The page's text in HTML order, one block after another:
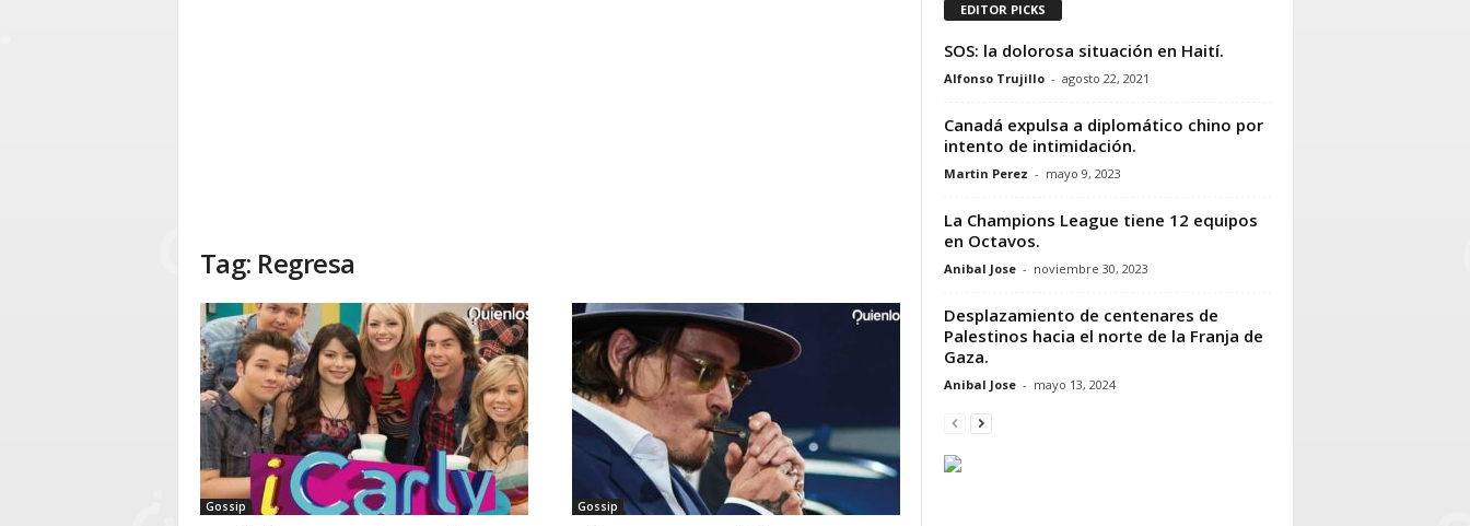
Tag: Regresa
Gossip Gossip
EDITOR PICKS
SOS: la dolorosa situación en Haití.
Alfonso Trujillo - agosto 22, 2021
Canadá expulsa a diplomático chino por
intento de intimidación.
Martin Perez - mayo 9, 2023
La Champions League tiene 12 equipos
en Octavos.
Anibal Jose - noviembre 30, 2023
Desplazamiento de centenares de
Palestinos hacia el norte de la Franja de
Gaza.
Anibal Jose - mayo 13, 2024